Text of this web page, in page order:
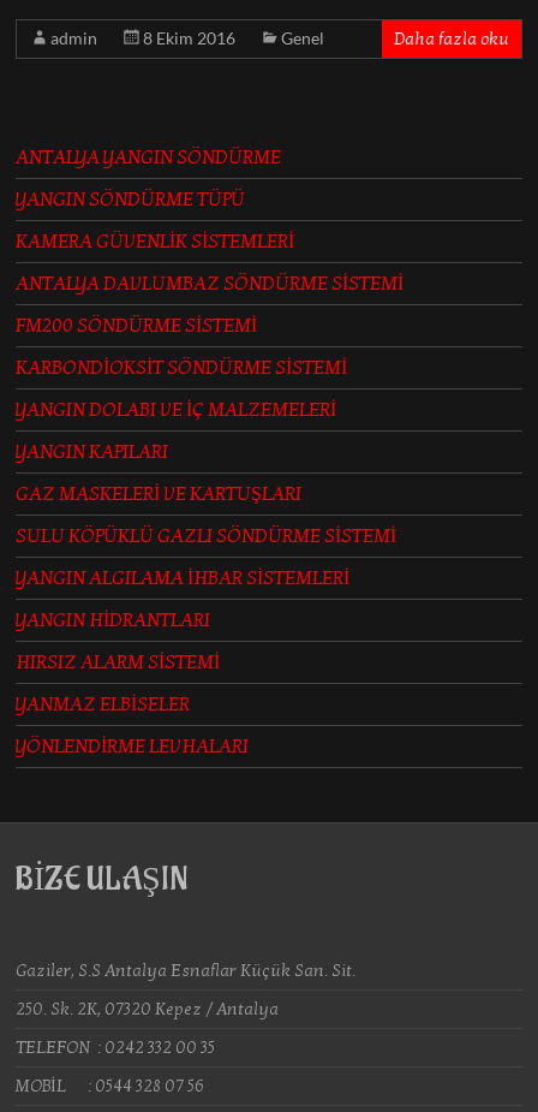
admin 8 Ekim 2016 Genel Daha fazla oku
ANTALYA YANGIN SÖNDÜRME
YANGIN SÖNDÜRME TÜPÜ
KAMERA GÜVENLİK SİSTEMLERİ
ANTALYA DAVLUMBAZ SÖNDÜRME SİSTEMİ
FM200 SÖNDÜRME SİSTEMİ
KARBONDİOKSİT SÖNDÜRME SİSTEMİ
YANGIN DOLABI VE İÇ MALZEMELERİ
YANGIN KAPILARI
GAZ MASKELERİ VE KARTUŞLARI
SULU KÖPÜKLÜ GAZLI SÖNDÜRME SİSTEMİ
YANGIN ALGILAMA İHBAR SİSTEMLERİ
YANGIN HİDRANTLARI
HIRSIZ ALARM SİSTEMİ
YANMAZ ELBİSELER
YÖNLENDİRME LEVHALARI
BİZE ULAŞIN
Gaziler, S.S Antalya Esnaflar Küçük San. Sit.
250. Sk. 2K, 07320 Kepez / Antalya
TELEFON : 0242 332 00 35
MOBİL : 0544 328 07 56